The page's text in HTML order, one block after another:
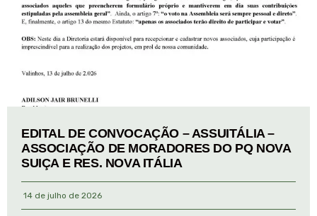
EDITAL DE CONVOCAÇÃO – ASSUITÁLIA –
ASSOCIAÇÃO DE MORADORES DO PQ NOVA
SUIÇA E RES. NOVA ITÁLIA
14 de julho de 2026